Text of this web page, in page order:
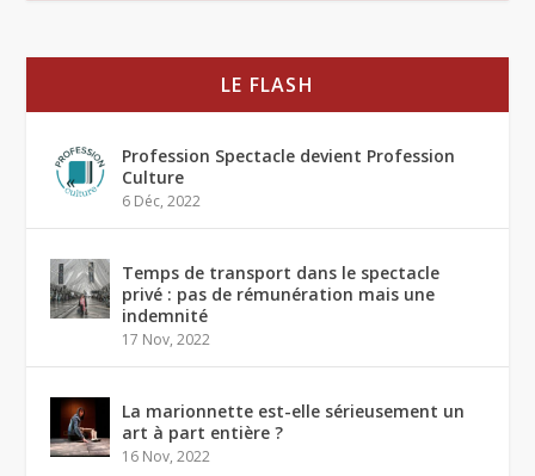
LE FLASH
Profession Spectacle devient Profession
Culture
6 Déc, 2022
Temps de transport dans le spectacle
privé : pas de rémunération mais une
indemnité
17 Nov, 2022
La marionnette est-elle sérieusement un
art à part entière ?
16 Nov, 2022